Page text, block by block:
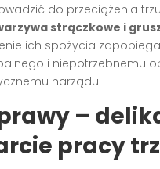
do przeciążenia
strączkowe i
ich spożycia
i niepotrzebnemu
narządu.
–
pracy